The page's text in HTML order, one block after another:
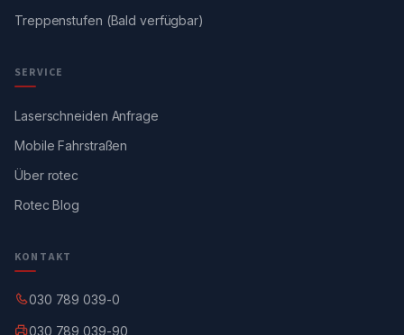
Treppenstufen (Bald verfügbar)
SERVICE
Laserschneiden Anfrage
Mobile Fahrstraßen
Über rotec
Rotec Blog
KONTAKT
030 789 039-0
030 789 039-90